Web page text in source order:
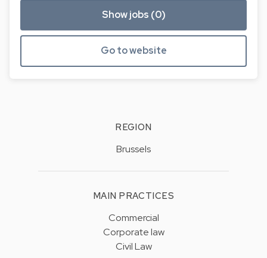
Show jobs (0)
Go to website
REGION
Brussels
MAIN PRACTICES
Commercial
Corporate law
Civil Law